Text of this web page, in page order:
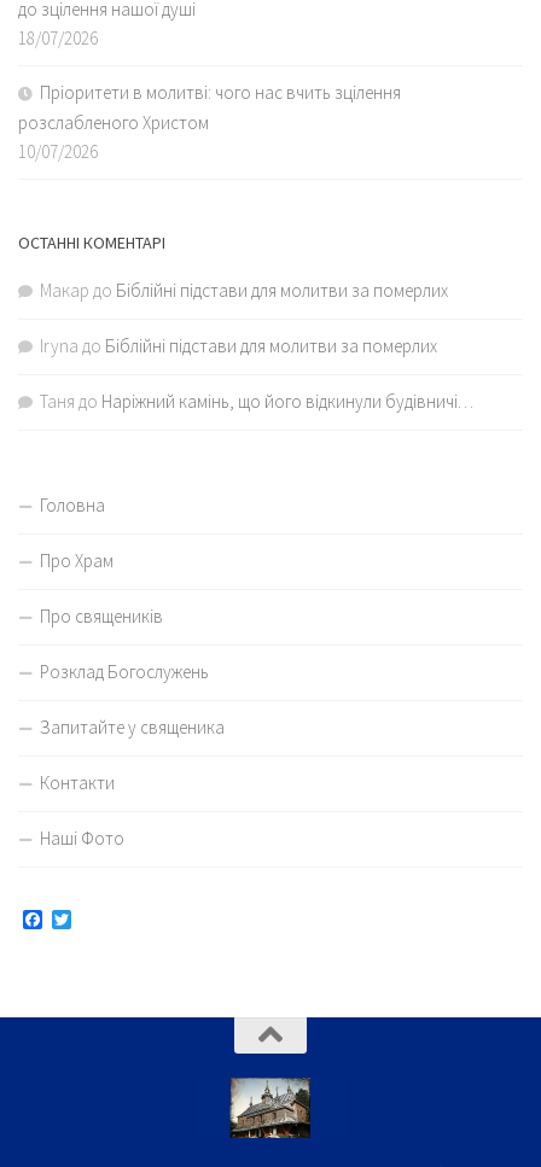
до зцілення нашої душі
18/07/2026
Пріоритети в молитві: чого нас вчить зцілення
розслабленого Христом
10/07/2026
ОСТАННІ КОМЕНТАРІ
Макар до Біблійні підстави для молитви за померлих
Iryna до Біблійні підстави для молитви за померлих
Таня до Наріжний камінь, що його відкинули будівничі…
Головна
Про Храм
Про священиків
Розклад Богослужень
Запитайте у священика
Контакти
Наші Фото
Facebook